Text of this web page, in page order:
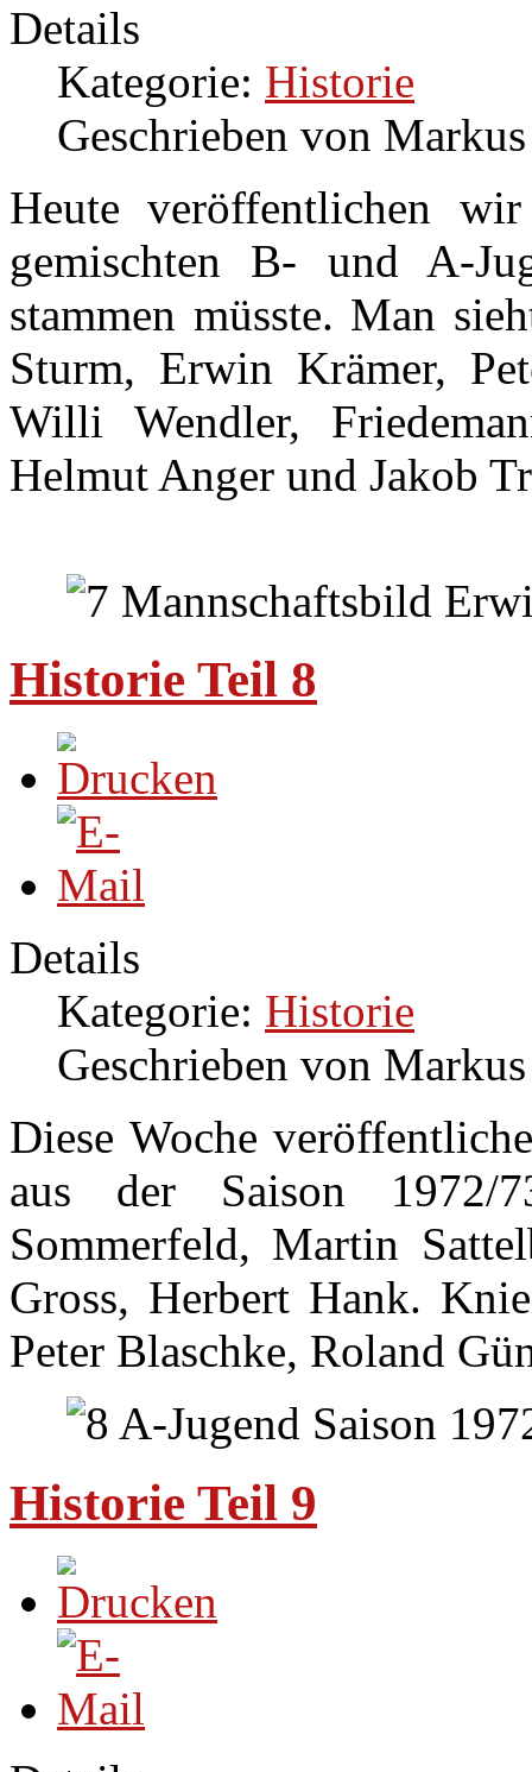
Details
Kategorie: Historie
Geschrieben von
Heute veröffentlichen
gemischten B- und A-
stammen müsste. Man
Sturm, Erwin Krämer,
Willi Wendler,
Helmut Anger und Jakob
Historie Teil 8
Details
Kategorie: Historie
Geschrieben von
Diese Woche
aus der Saison
Sommerfeld, Martin
Gross, Herbert Hank.
Peter Blaschke, Roland
Historie Teil 9